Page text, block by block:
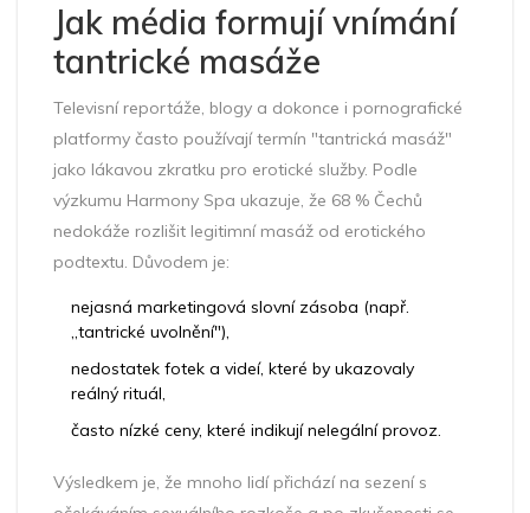
Jak média formují vnímání
tantrické masáže
Televisní reportáže, blogy a dokonce i pornografické
platformy často používají termín "tantrická masáž"
jako lákavou zkratku pro erotické služby. Podle
výzkumu Harmony Spa ukazuje, že 68 % Čechů
nedokáže rozlišit legitimní masáž od erotického
podtextu. Důvodem je:
nejasná marketingová slovní zásoba (např.
„tantrické uvolnění"),
nedostatek fotek a videí, které by ukazovaly
reálný rituál,
často nízké ceny, které indikují nelegální provoz.
Výsledkem je, že mnoho lidí přichází na sezení s